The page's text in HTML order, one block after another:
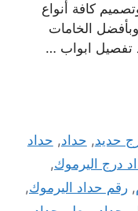
كافة أنواع
وبأفضل الخامات
تفصيل ابواب …
حديد, حداد, حداد
درج اليرموك,
, رقم حداد اليرموك,